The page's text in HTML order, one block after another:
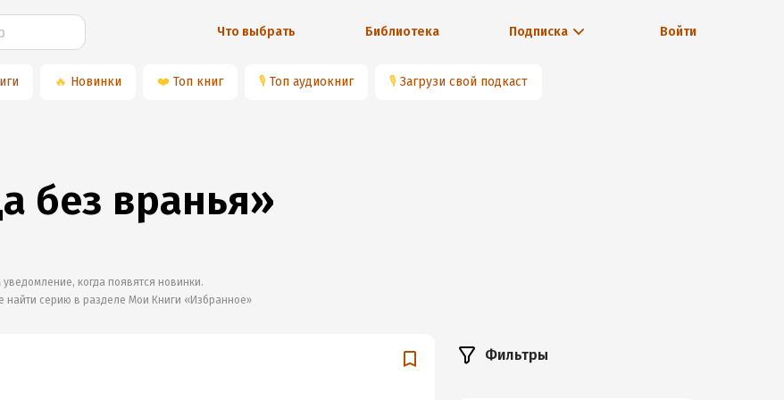
Что выбрать Библиотека Подписка Войти
🔥 Новинки ❤️ Топ книг 🎙 Топ аудиокниг 🎙 Загрузи свой подкаст
без вранья»
когда появятся новинки.
найти серию в разделе Мои Книги «Избранное»
Фильтры